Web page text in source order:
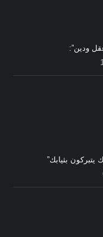
ودين”:
يتبركون بثيابك”